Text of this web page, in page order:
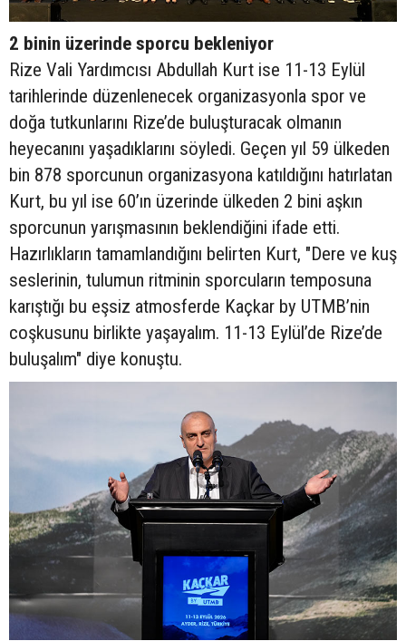
2 binin üzerinde sporcu bekleniyor
Rize Vali Yardımcısı Abdullah Kurt ise 11-13 Eylül
tarihlerinde düzenlenecek organizasyonla spor ve
doğa tutkunlarını Rize’de buluşturacak olmanın
heyecanını yaşadıklarını söyledi. Geçen yıl 59 ülkeden
bin 878 sporcunun organizasyona katıldığını hatırlatan
Kurt, bu yıl ise 60’ın üzerinde ülkeden 2 bini aşkın
sporcunun yarışmasının beklendiğini ifade etti.
Hazırlıkların tamamlandığını belirten Kurt, "Dere ve kuş
seslerinin, tulumun ritminin sporcuların temposuna
karıştığı bu eşsiz atmosferde Kaçkar by UTMB’nin
coşkusunu birlikte yaşayalım. 11-13 Eylül’de Rize’de
buluşalım" diye konuştu.